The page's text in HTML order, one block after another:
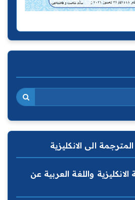
الى الانكليزية
واللغة العربية عن